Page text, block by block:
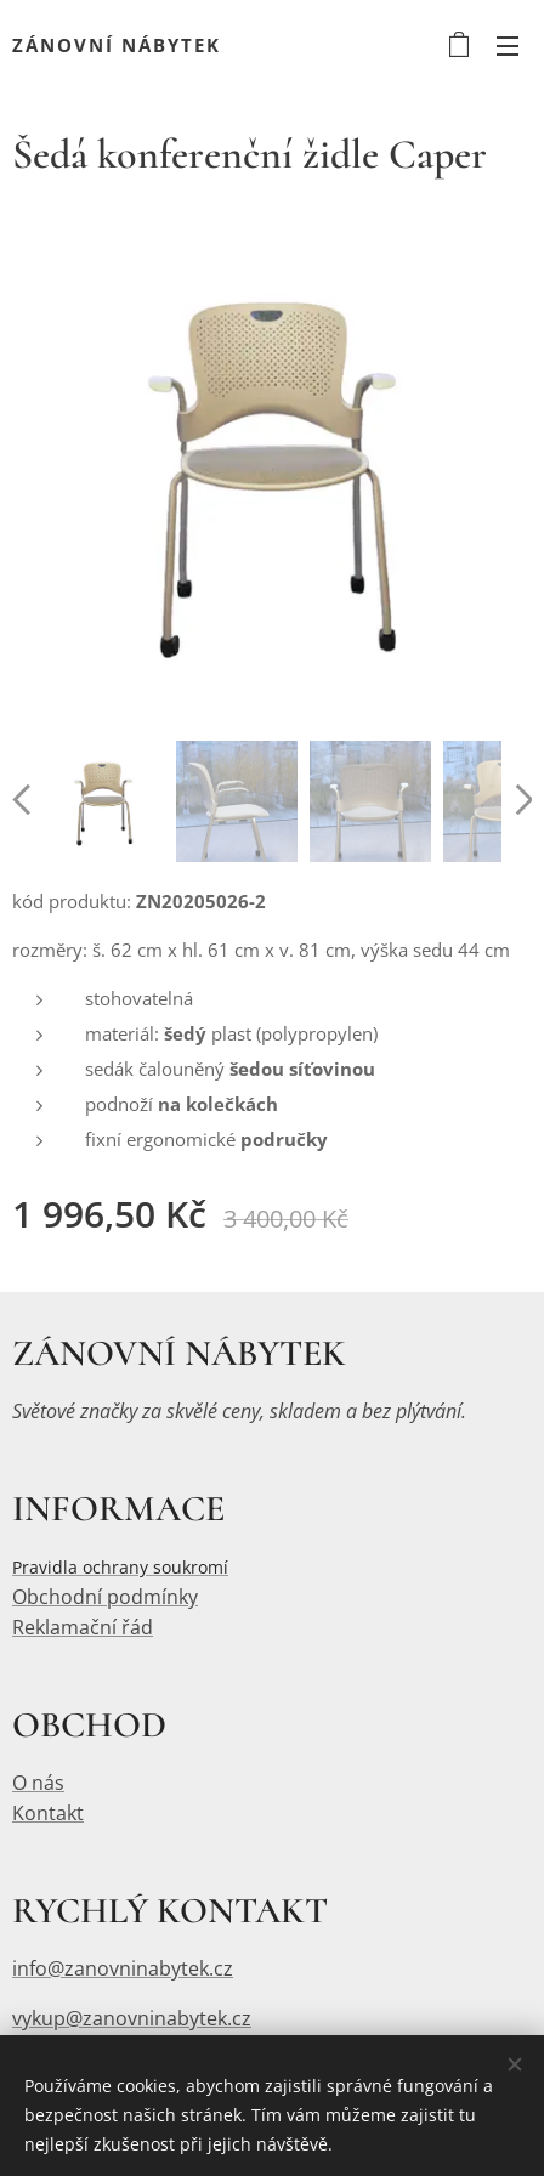
ZÁNOVNÍ NÁBYTEK
Šedá konferenční židle Caper
kód produktu: ZN20205026-2
rozměry: š. 62 cm x hl. 61 cm x v. 81 cm, výška sedu 44 cm
stohovatelná
materiál: šedý plast (polypropylen)
sedák čalouněný šedou síťovinou
podnoží na kolečkách
fixní ergonomické područky
1 996,50 Kč 3 400,00Kč
ZÁNOVNÍ NÁBYTEK
Světové značky za skvělé ceny, skladem a bez plýtvání.
INFORMACE
Pravidla ochrany soukromí
Obchodní podmínky
Reklamační řád
OBCHOD
O nás
Kontakt
RYCHLÝ KONTAKT
info@zanovninabytek.cz
vykup@zanovninabytek.cz
Vytvořeno službouWebnode Cookies
Používáme cookies, abychom zajistili správné fungování a
bezpečnost našich stránek. Tím vám můžeme zajistit tu
nejlepší zkušenost při jejich návštěvě.